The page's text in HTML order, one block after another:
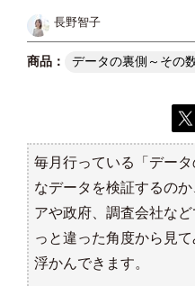
長野智子
データの裏側～その
毎月行っている「デー
なデータを検証するの
アや政府、調査会社な
っと違った角度から見
浮かんできます。